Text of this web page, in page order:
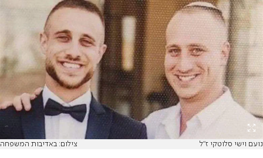
נועם וישי סלוטקי ז"ל צילום: באדיבות המשפחה